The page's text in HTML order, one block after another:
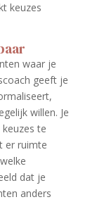
keuzes
waar je
geeft je
willen. Je
te
er ruimte
dat je
anders